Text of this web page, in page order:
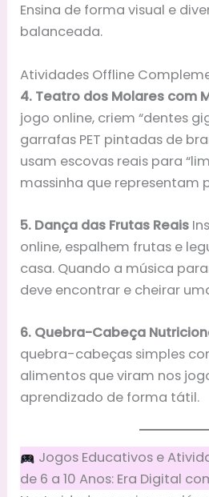
Ensina de forma visual e
balanceada.
Atividades Offline
4. Teatro dos Molares com
jogo online, criem “dentes
garrafas PET pintadas de
usam escovas reais para
massinha que representam
5. Dança das Frutas Reais
online, espalhem frutas e
casa. Quando a música
deve encontrar e cheirar
6. Quebra-Cabeça
quebra-cabeças simples
alimentos que viram nos
aprendizado de forma tátil.
Jogos Educativos e
de 6 a 10 Anos: Era Digital